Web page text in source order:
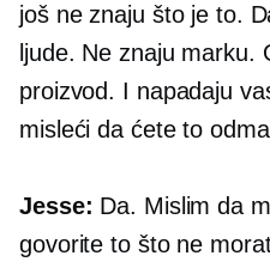
još ne znaju što je to.
ljude. Ne znaju marku.
proizvod. I napadaju
misleći da ćete to
Jesse: Da. Mislim da
govorite to što ne